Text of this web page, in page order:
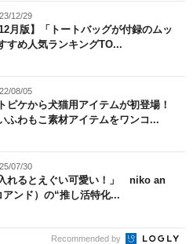
12/29
12月版】「トートバッグが付録のムッ
すめ人気ランキングTO...
08/05
ピケから犬猫用アイテムが初登場！
ふわもこ素材アイテムをワンコ...
07/30
入れるとえぐい可愛い！」 niko an
ンド）の“推し活特化...
Recommended by